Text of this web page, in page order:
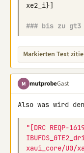
xe2_i}]
### bis zu gt3
Markierten Text
M mutprobeGast
Also was wird
"[DRC REQP-
xaui_core/U0/